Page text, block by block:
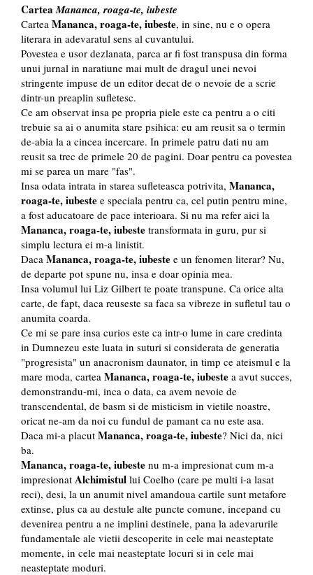
CarteaMananca, roaga-te, iubeste
Cartea Mananca, roaga-te, iubeste, in sine, nu e o opera
literara in adevaratul sens al cuvantului.
Povestea e usor dezlanata, parca ar fi fost transpusa din forma
unui jurnal in naratiune mai mult de dragul unei nevoi
stringente impuse de un editor decat de o nevoie de a scrie
dintr-un preaplin sufletesc.
Ce am observat insa pe propria piele este ca pentru a o citi
trebuie sa ai o anumita stare psihica: eu am reusit sa o termin
de-abia la a cincea incercare. In primele patru dati nu am
reusit sa trec de primele 20 de pagini. Doar pentru ca povestea
mi se parea un mare "fas".
Insa odata intrata in starea sufleteasca potrivita, Mananca,
roaga-te, iubeste e speciala pentru ca, cel putin pentru mine,
a fost aducatoare de pace interioara. Si nu ma refer aici la
Mananca, roaga-te, iubeste transformata in guru, pur si
simplu lectura ei m-a linistit.
Daca Mananca, roaga-te, iubeste e un fenomen literar? Nu,
de departe pot spune nu, insa e doar opinia mea.
Insa volumul lui Liz Gilbert te poate transpune. Ca orice alta
carte, de fapt, daca reuseste sa faca sa vibreze in sufletul tau o
anumita coarda.
Ce mi se pare insa curios este ca intr-o lume in care credinta
in Dumnezeu este luata in suturi si considerata de generatia
"progresista" un anacronism daunator, in timp ce ateismul e la
mare moda, cartea Mananca, roaga-te, iubeste a avut succes,
demonstrandu-mi, inca o data, ca avem nevoie de
transcendental, de basm si de misticism in vietile noastre,
oricat ne-am da noi cu fundul de pamant ca nu este asa.
Daca mi-a placut Mananca, roaga-te, iubeste? Nici da, nici
ba.
Mananca, roaga-te, iubeste nu m-a impresionat cum m-a
impresionat Alchimistul lui Coelho (care pe multi i-a lasat
reci), desi, la un anumit nivel amandoua cartile sunt metafore
extinse, plus ca au destule alte puncte comune, incepand cu
devenirea pentru a ne implini destinele, pana la adevarurile
fundamentale ale vietii descoperite in cele mai neasteptate
momente, in cele mai neasteptate locuri si in cele mai
neasteptate moduri.